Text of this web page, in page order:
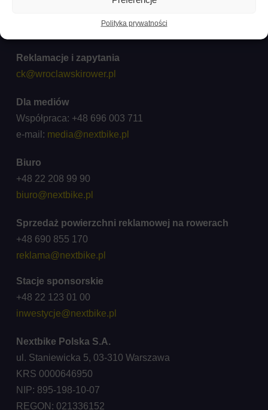
Polityka prywatności
(koszt połączenia zgodny z taryfami operatorów)
Reklamacje i zapytania
ck@wroclawskirower.pl
Dla mediów
Współpraca: +48 696 003 711
e-mail: media@nextbike.pl
Biuro
+48 22 208 99 90
biuro@nextbike.pl
Sprzedaż powierzchni reklamowej na rowerach
+48 690 855 170
reklama@nextbike.pl
Stacje sponsorskie
+48 22 123 01 00
inwestycje@nextbike.pl
Nextbike Polska S.A.
ul. Staniewicka 5, 03-310 Warszawa
KRS 0000646950
NIP: 895-198-10-07
REGON: 021336152